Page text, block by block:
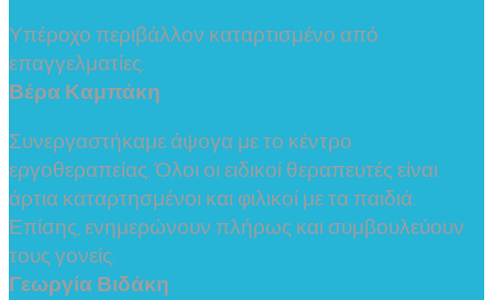
Υπέροχο περιβάλλον καταρτισμένο από
επαγγελματίες.
Βέρα Καμπάκη
Συνεργαστήκαμε άψογα με το κέντρο
εργοθεραπείας. Όλοι οι ειδικοί θεραπευτές είναι
άρτια καταρτησμένοι και φιλικοί με τα παιδιά.
Επίσης, ενημερώνουν πλήρως και συμβουλεύουν
τους γονείς.
Γεωργία Βιδάκη